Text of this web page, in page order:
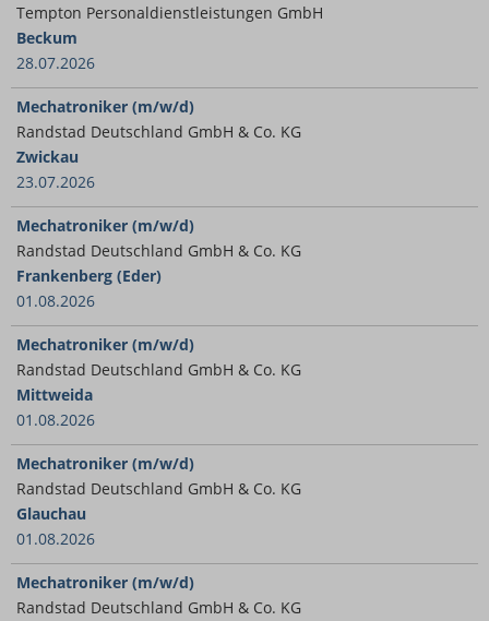
Tempton Personaldienstleistungen GmbH
Beckum
28.07.2026
Mechatroniker (m/w/d)
Randstad Deutschland GmbH & Co. KG
Zwickau
23.07.2026
Mechatroniker (m/w/d)
Randstad Deutschland GmbH & Co. KG
Frankenberg (Eder)
01.08.2026
Mechatroniker (m/w/d)
Randstad Deutschland GmbH & Co. KG
Mittweida
01.08.2026
Mechatroniker (m/w/d)
Randstad Deutschland GmbH & Co. KG
Glauchau
01.08.2026
Mechatroniker (m/w/d)
Randstad Deutschland GmbH & Co. KG